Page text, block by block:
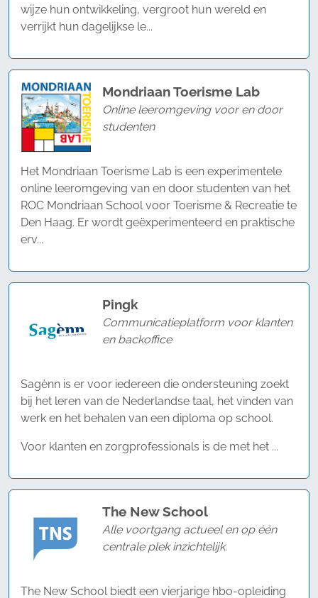
wijze hun ontwikkeling, vergroot hun wereld en
verrijkt hun dagelijkse le...
Mondriaan Toerisme Lab
Online leeromgeving voor en door
studenten
Het Mondriaan Toerisme Lab is een experimentele
online leeromgeving van en door studenten van het
ROC Mondriaan School voor Toerisme & Recreatie te
Den Haag. Er wordt geëxperimenteerd en praktische
erv...
Pingk
Communicatieplatform voor klanten
en backoffice
Sagènn is er voor iedereen die ondersteuning zoekt
bij het leren van de Nederlandse taal, het vinden van
werk en het behalen van een diploma op school.
Voor klanten en zorgprofessionals is de met het ...
The New School
Alle voortgang actueel en op één
centrale plek inzichtelijk.
The New School biedt een vierjarige hbo-opleiding